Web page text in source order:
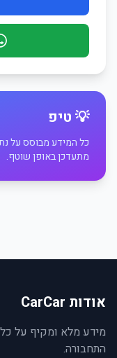
💡 טיפ
כל המידע מבוסס על
מתעדכן באופן שוטף.
אודות CarCar
מידע מלא ומקיף על
התחבורה.